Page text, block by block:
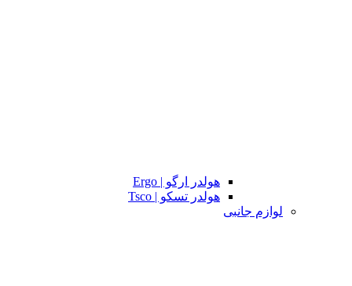
هولدر ارگو | Ergo
هولدر تسکو | Tsco
لوازم جانبی